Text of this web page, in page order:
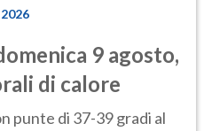
9 agosto,
di calore
punte di 37-39 gradi al